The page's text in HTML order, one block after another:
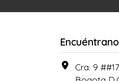
Cra. 9